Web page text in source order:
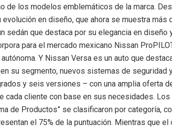
de los modelos emblemáticos de la marca.
en diseño, que ahora se muestra más
sedán que destaca por su elegancia en diseño
para el mercado mexicano Nissan
Y Nissan Versa es un auto que
su segmento, nuevos sistemas de seguridad
y seis versiones – con una amplia oferta
cada cliente con base en sus necesidades.
de Productos” se clasificaron por categoría,
el 75% de la puntuación. Mientras que el